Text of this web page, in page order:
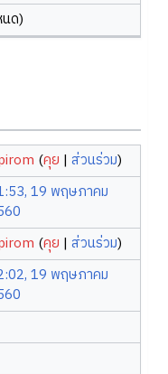
ด)
(คุย |ส่วนร่วม)
19 พฤษภาคม
(คุย |ส่วนร่วม)
19 พฤษภาคม